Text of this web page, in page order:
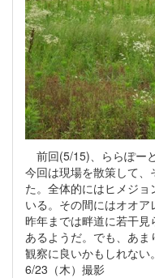
前回(5/15)、ららぽー
今回は現場を散策して、
た。全体的にはヒメジ
いる。その間にはオオア
昨年までは畔道に若干
あるようだ。でも、あ
観察に良いかもしれない。
6/23（木）撮影